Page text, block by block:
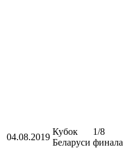
04.08.2019
Кубок
Беларуси
1/8
финала